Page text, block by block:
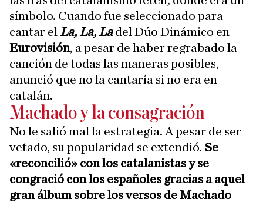
símbolo. Cuando fue seleccionado para
cantar el La, La, La del Dúo Dinámico en
Eurovisión, a pesar de haber regrabado la
canción de todas las maneras posibles,
anunció que no la cantaría si no era en
catalán.
Machado y la consagración
No le salió mal la estrategia. A pesar de ser
vetado, su popularidad se extendió. Se
«reconcilió» con los catalanistas y se
congració con los españoles gracias a aquel
gran álbum sobre los versos de Machado